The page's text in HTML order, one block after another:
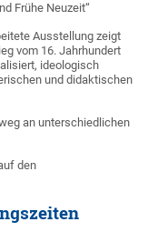
Frühe Neuzeit“
Ausstellung zeigt
vom 16. Jahrhundert
ideologisch
und didaktischen
an unterschiedlichen
den